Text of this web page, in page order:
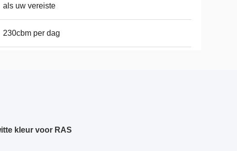
als uw vereiste
230cbm per dag
kleur voor RAS